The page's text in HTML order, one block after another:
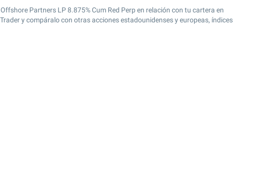
Partners LP 8.875% Cum Red Perp en relación con tu cartera en
y compáralo con otras acciones estadounidenses y europeas, índices